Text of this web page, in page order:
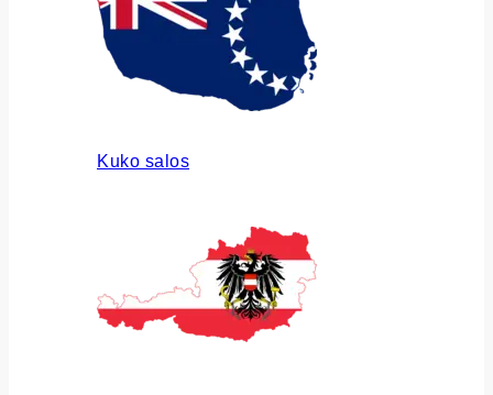
Kuko salos